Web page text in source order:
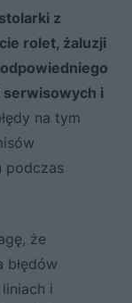
z
rolet, żaluzji
serwisowych i
na tym
podczas
że
błędów
i